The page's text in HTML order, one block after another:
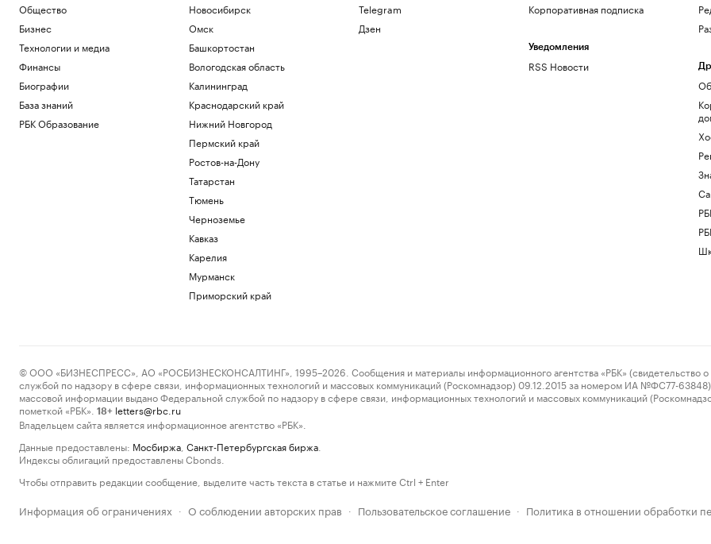
Общество
Бизнес
Технологии и медиа
Финансы
Биографии
База знаний
РБК Образование
Новосибирск
Омск
Башкортостан
Вологодская область
Калининград
Краснодарский край
Нижний Новгород
Пермский край
Ростов-на-Дону
Татарстан
Тюмень
Черноземье
Кавказ
Карелия
Мурманск
Приморский край
Telegram
Дзен
Корпоративная подписка
Уведомления
RSS Новости
© ООО «БИЗНЕСПРЕСС», АО «РОСБИЗНЕСКОНСАЛТИНГ», 1995–2026. Сообщения и материалы информационного агентства «РБК» (свидетельство о
службой по надзору в сфере связи, информационных технологий и массовых коммуникаций (Роскомнадзор) 09.12.2015 за номером ИА №ФС77-63848)
массовой информации выдано Федеральной службой по надзору в сфере связи, информационных технологий и массовых коммуникаций
пометкой «РБК».
18+ letters@rbc.ru
Владельцем сайта является информационное агентство «РБК».
Данные предоставлены: Мосбиржа Санкт-Петербургская биржа
Индексы облигаций предоставлены Cbonds.
Чтобы отправить редакции сообщение, выделите часть текста в статье и нажмите Ctrl + Enter
Информация об ограничениях · О соблюдении авторских прав · Пользовательское соглашение · Политика в отношении обработки